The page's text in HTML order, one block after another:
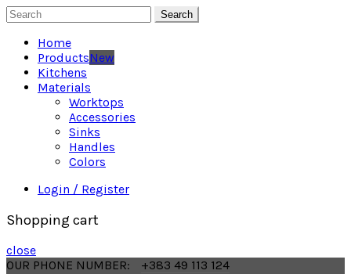
Search
Home
ProductsNew
Kitchens
Materials
Worktops
Accessories
Sinks
Handles
Colors
Login / Register
Shopping cart
close
OUR PHONE NUMBER:
+383 49 113 124